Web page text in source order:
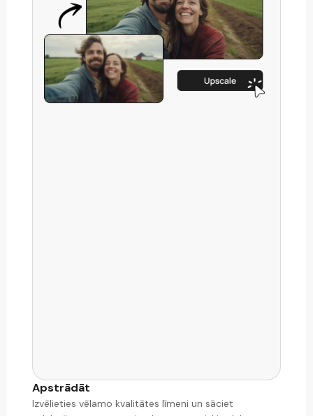
Apstrādāt
Izvēlieties vēlamo kvalitātes līmeni un sāciet